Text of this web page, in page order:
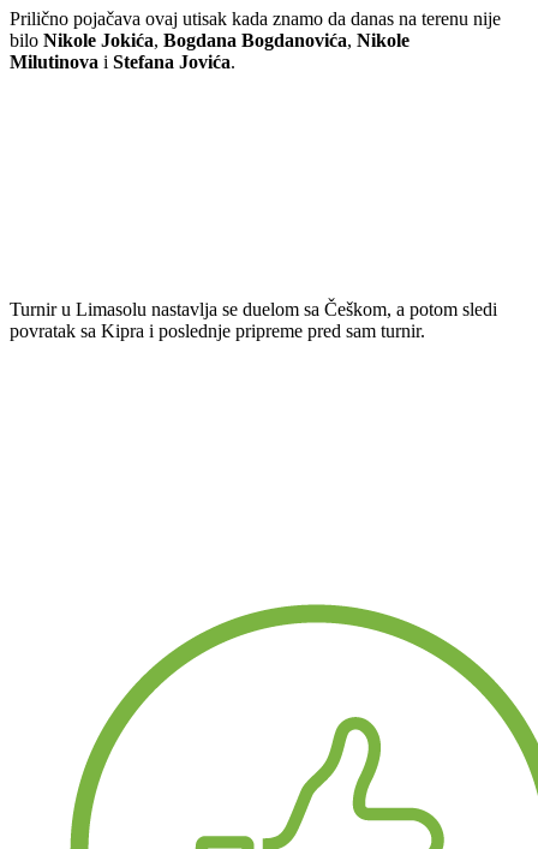
Prilično pojačava ovaj utisak kada znamo da danas na terenu nije
bilo Nikole Jokića, Bogdana Bogdanovića, Nikole
Milutinova i Stefana Jovića.
Turnir u Limasolu nastavlja se duelom sa Češkom, a potom sledi
povratak sa Kipra i poslednje pripreme pred sam turnir.